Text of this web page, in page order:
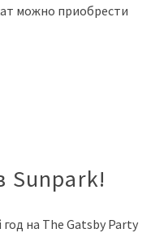
можно приобрести
Sunpark!
на The Gatsby Party